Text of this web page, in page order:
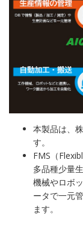
本製品は、
す。
FMS（
多品種少量
機械やロボ
ータで一元
ます。